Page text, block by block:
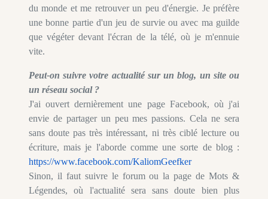
du monde et me retrouver un peu d'énergie. Je préfère
une bonne partie d'un jeu de survie ou avec ma guilde
que végéter devant l'écran de la télé, où je m'ennuie
vite.
Peut-on suivre votre actualité sur un blog, un site ou
un réseau social ?
J'ai ouvert dernièrement une page Facebook, où j'ai
envie de partager un peu mes passions. Cela ne sera
sans doute pas très intéressant, ni très ciblé lecture ou
écriture, mais je l'aborde comme une sorte de blog :
https://www.facebook.com/KaliomGeefker
Sinon, il faut suivre le forum ou la page de Mots &
Légendes, où l'actualité sera sans doute bien plus